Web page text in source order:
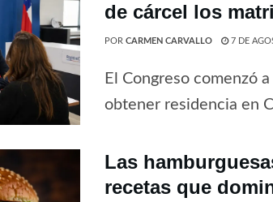
de cárcel los
POR CARMEN CARVALLO 7 DE
El Congreso comenzó
obtener residencia en
Las
recetas que